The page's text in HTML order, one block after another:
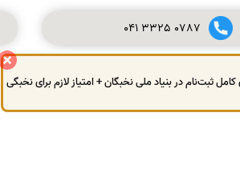
041 3325 0787
محفوظ و متعلق به سینا ترجمه می‌باشد.
کامل ثبت‌نام در بنیاد ملی نخبگان + امتیاز لازم برای نخبگی